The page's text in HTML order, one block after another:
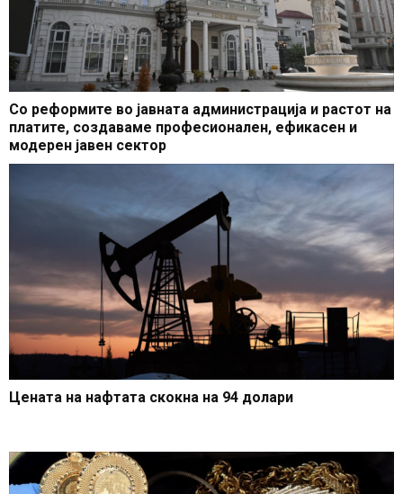
Со реформите во јавната администрација и растот на
платите, создаваме професионален, ефикасен и
модерен јавен сектор
Цената на нафтата скокна на 94 долари